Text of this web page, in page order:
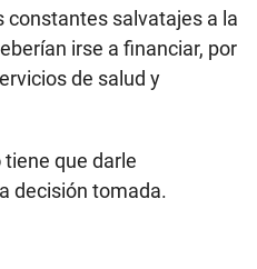
constantes salvatajes a la
irse a financiar, por
de salud y
tiene que darle
decisión tomada.